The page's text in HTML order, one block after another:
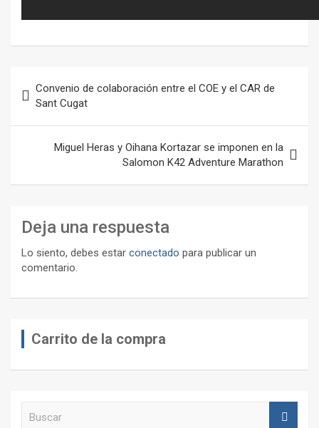
de
entradas
Convenio de colaboración entre el COE y el CAR de
Sant Cugat
Miguel Heras y Oihana Kortazar se imponen en la
Salomon K42 Adventure Marathon
Deja una respuesta
Lo siento, debes estar conectado para publicar un
comentario.
Carrito de la compra